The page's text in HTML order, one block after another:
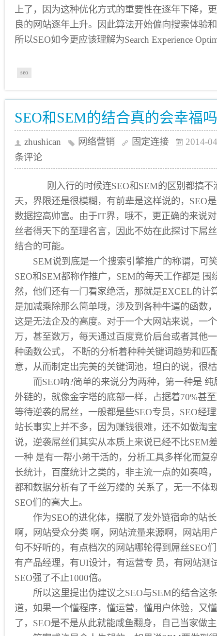
上了，因为这种优化方式的重要性在逐年下降，
良的网站逐年上升。因此算法开始偏向搜索体验
所以SEO如今更应该理解为Search Experience
seo
SEO和SEM的结合真的会幸福吗
zhushican 网络营销 固定连接
2014-
条评论
刚入行的时候连SEO和SEM的区别都搞不
天，界限还是很模糊，有前辈是这样说的，SEO
数据控高帅富。由于IT界，哦不，更正确的来说
丝者得天下的至理名言，因此不妨在此探讨下屌
结合的可能。
SEM说到底是一个搜索引擎推广的称谓，可
SEO和SEM都称作推广，SEM的每天工作都是 围
然，他们还有一门看家绝活，那就是EXCEL的计
是加减乘除那么简单哦，涉及到各种牛逼的函数
这是无法企及的高度。对于一个大网站来说，一
万，甚至数万，每天通过百度竞价后台或者其他
种函数公式， 不断的分析着种种关键词趋势和匹
意，从而制定出完美的关键词池，坦白的说，很
而SEO呐?简单的来说分为两种，第一种是 纯
外链的，就像金字塔的底部一样，占据着70%甚
等待逆袭的屌丝，一般都是些SEO专员，SEO经
站长事实上并不多，因为赚钱很难，还不如做淘
说，逆袭屌丝们其实从本质上来说已经不比SEM
一种 是有一帮小弟干活的，分析工具多样化而复
长统计，百度统计之类的，非主流一点的如奏鸣
都和数据分析有了千丝万缕的 关系了，无一不体
SEO们的高大上。
作为SEO的进化体，摆脱了发外链宿命的站长
啊，网站受众分类 啊，网站流量来源啊，网站用
句不好听的，有点档次的网站哪轮得到屌丝SEO
有产品经理，有UI设计，有运营专 员，有网站测
SEO强了不止1000倍。
所以这里提出伪建议之SEO与SEM的结合这
道，如果一个懂程序，懂运营，懂用户体验，又
了，SEO是不是从此就能咸鱼翻身，自己当家做